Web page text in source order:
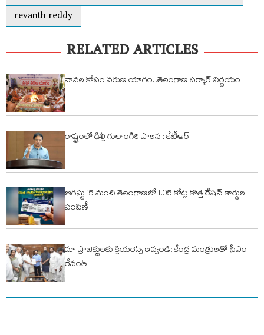
revanth reddy
RELATED ARTICLES
వానల కోసం వరుణ యాగం..తెలంగాణ సర్కార్ నిర్ణయం
రాష్ట్రంలో ఢిల్లీ గులాంగిరి పాలన : కేటీఆర్
ఆగస్టు 15 నుంచి తెలంగాణలో 1.05 కోట్ల కొత్త రేషన్ కార్డుల
పంపిణీ
మా ప్రాజెక్టులకు క్లియరెన్స్ ఇవ్వండి: కేంద్ర మంత్రులతో సీఎం
రేవంత్